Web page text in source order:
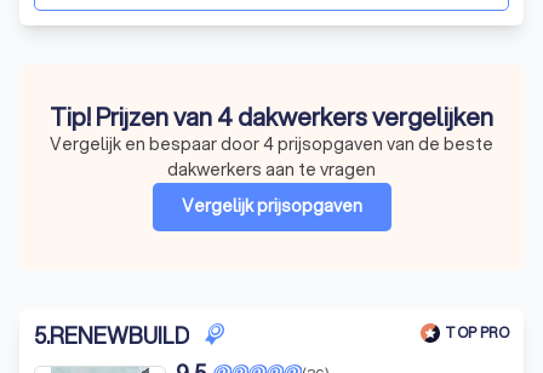
Tip! Prijzen van 4 dakwerkers vergelijken
Vergelijk en bespaar door 4 prijsopgaven van de beste
dakwerkers aan te vragen
Vergelijk prijsopgaven
5.RENEWBUILD TOP PRO